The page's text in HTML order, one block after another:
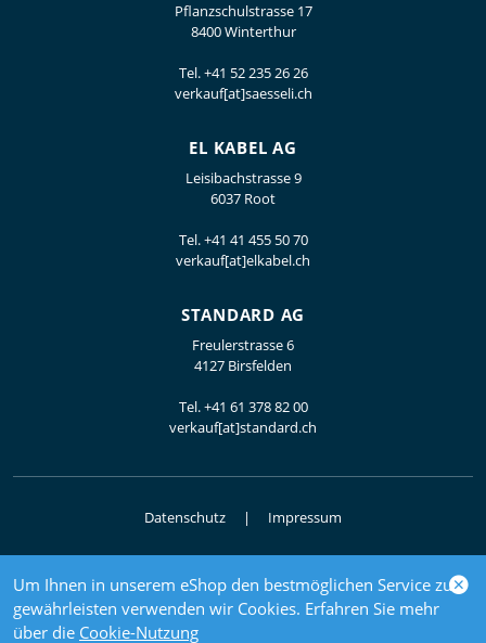
Um Ihnen in unserem eShop den bestmöglichen Service zu
gewährleisten verwenden wir Cookies. Erfahren Sie mehr
über die Cookie-Nutzung
Pflanzschulstrasse 17
8400 Winterthur
Tel.+41 52 235 26 26
verkauf[at]saesseli.ch
EL KABEL AG
Leisibachstrasse 9
6037 Root
Tel.+41 41 455 50 70
verkauf[at]elkabel.ch
STANDARD AG
Freulerstrasse 6
4127 Birsfelden
Tel.+41 61 378 82 00
verkauf[at]standard.ch
Datenschutz Impressum
© 2026 Elektrogrosshandel
powered by polynorm